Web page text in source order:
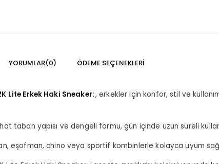
YORUMLAR(0) ÖDEME SEÇENEKLERI
Lite Erkek Haki Sneaker , erkekler için konfor, stil ve
taban yapısı ve dengeli formu, gün içinde uzun süreli
eşofman, chino veya sportif kombinlerle kolayca uyum